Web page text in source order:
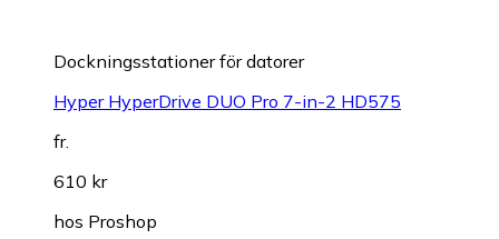
Dockningsstationer för datorer
Hyper HyperDrive DUO Pro 7-in-2 HD575
fr.
610 kr
hos Proshop